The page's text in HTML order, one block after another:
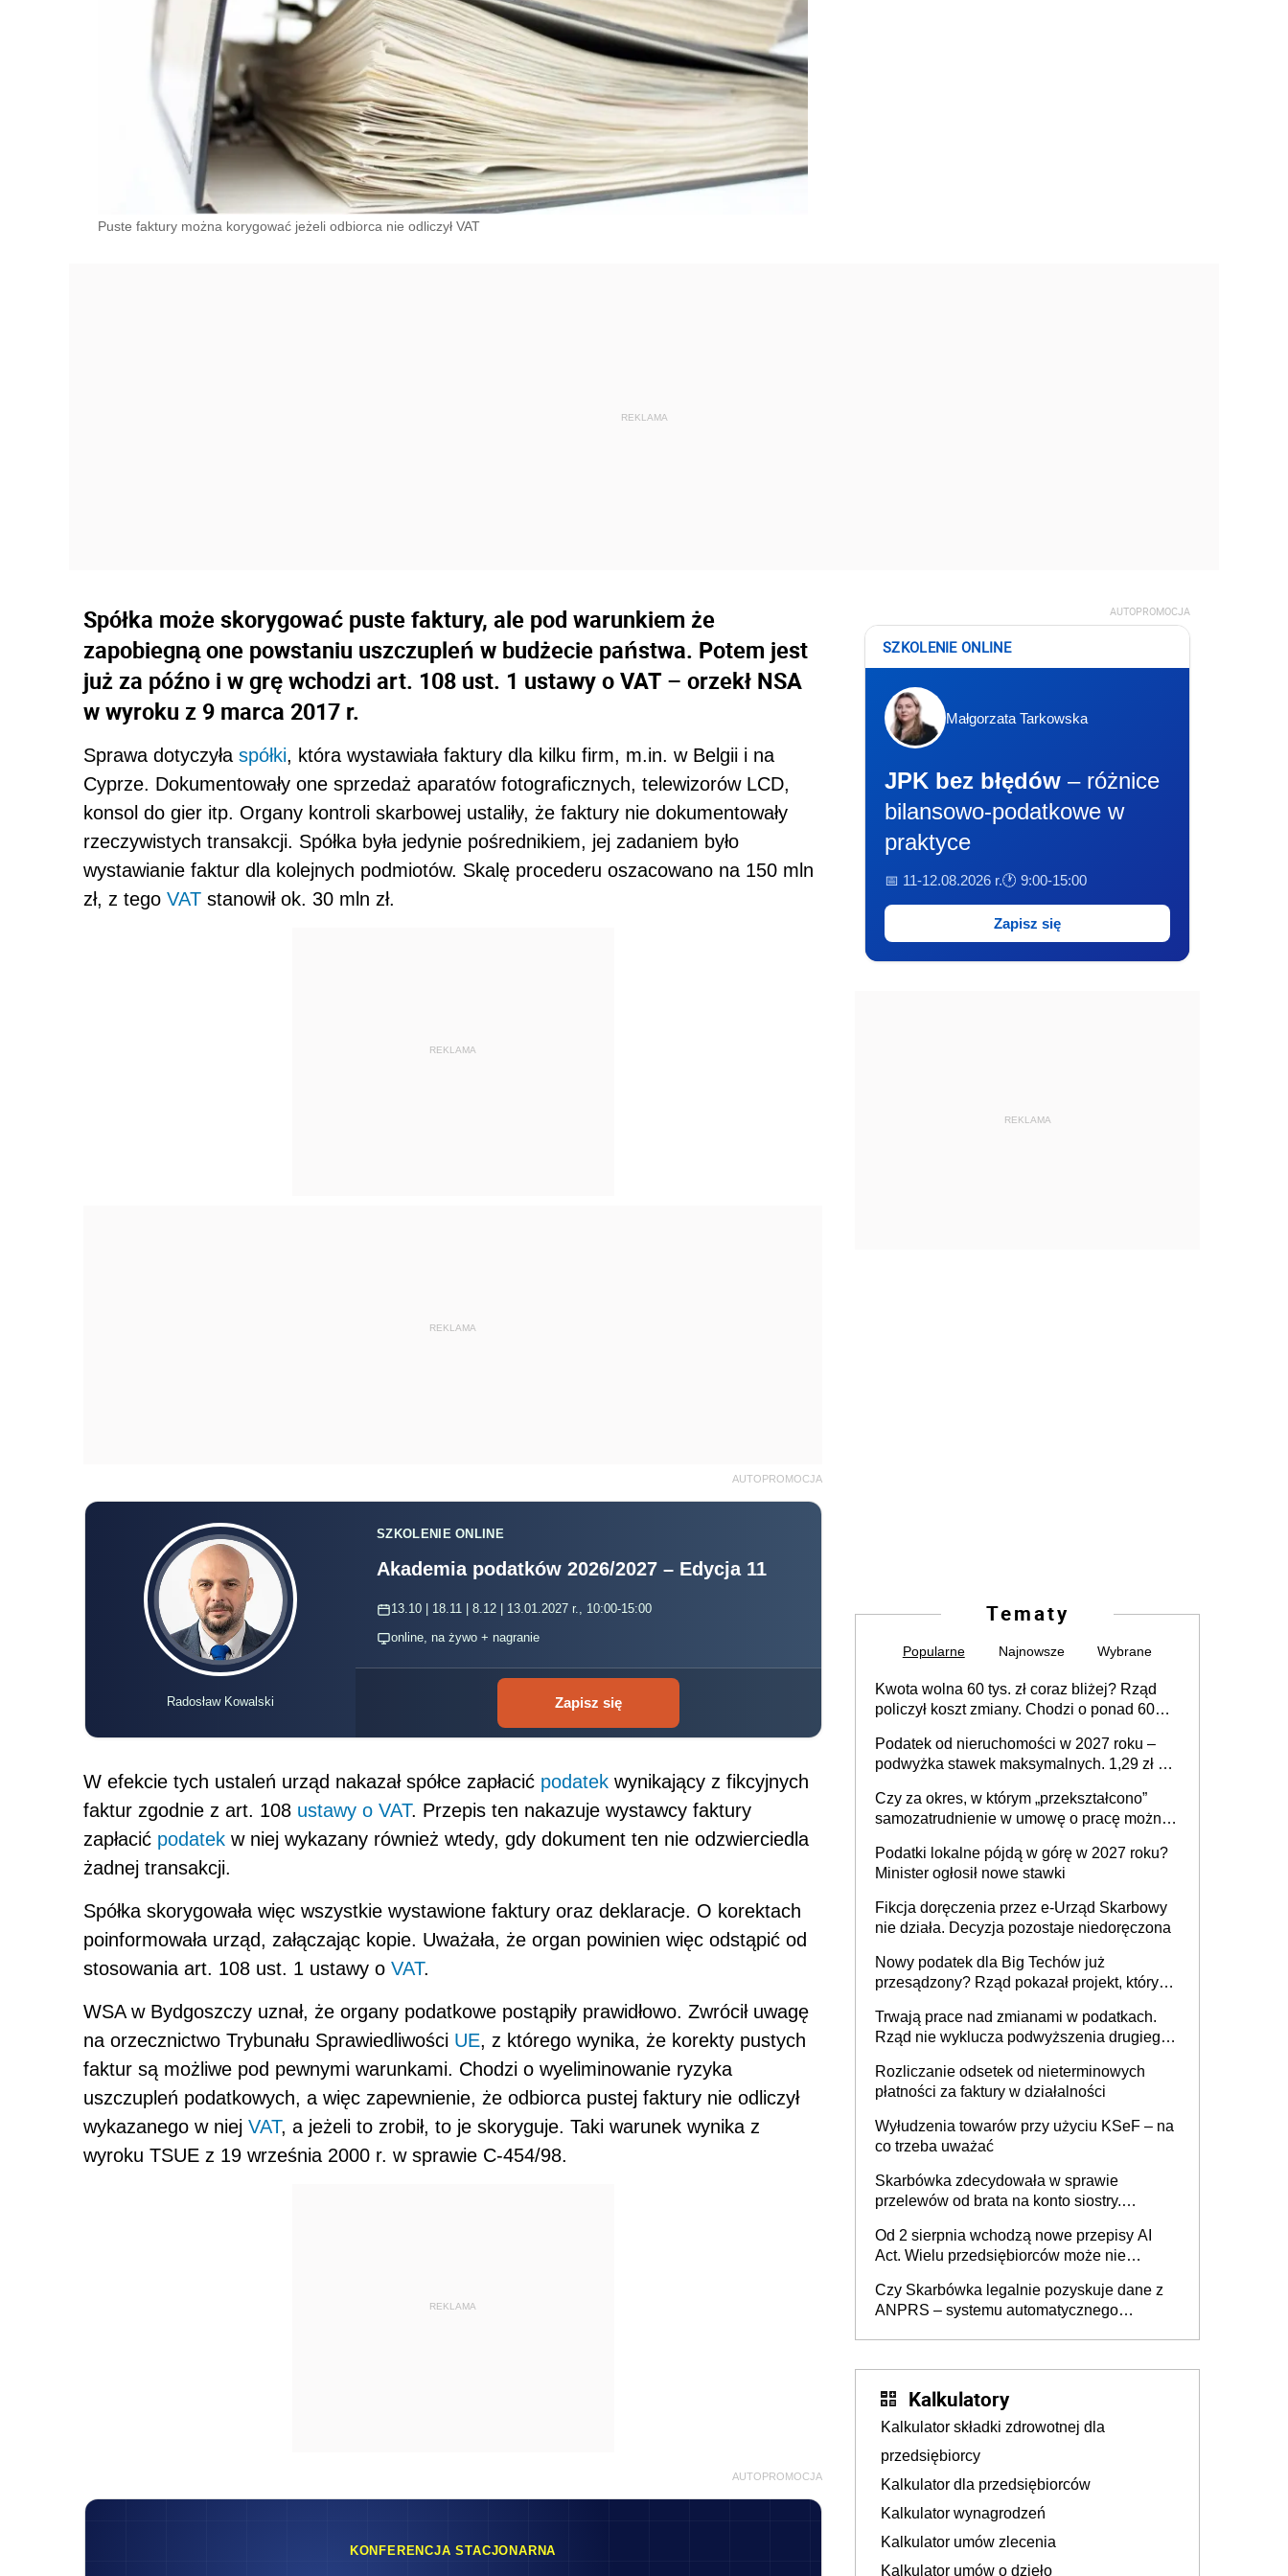
Puste faktury można korygować jeżeli odbiorca nie odliczył VAT
Spółka może skorygować puste faktury, ale pod warunkiem że
zapobiegną one powstaniu uszczupleń w budżecie państwa. Potem jest
już za późno i w grę wchodzi art. 108 ust. 1 ustawy o VAT – orzekł NSA
w wyroku z 9 marca 2017 r.
Sprawa dotyczyła spółki, która wystawiała faktury dla kilku firm, m.in. w Belgii i na
Cyprze. Dokumentowały one sprzedaż aparatów fotograficznych, telewizorów LCD,
konsol do gier itp. Organy kontroli skarbowej ustaliły, że faktury nie dokumentowały
rzeczywistych transakcji. Spółka była jedynie pośrednikiem, jej zadaniem było
wystawianie faktur dla kolejnych podmiotów. Skalę procederu oszacowano na 150 mln
zł, z tego VAT stanowił ok. 30 mln zł.
REKLAMA
REKLAMA
AUTOPROMOCJA
Radosław Kowalski
SZKOLENIE ONLINE
Akademia podatków 2026/2027 – Edycja 11
13.10 | 18.11 | 8.12 | 13.01.2027 r., 10:00-15:00
online, na żywo + nagranie
Zapisz się
W efekcie tych ustaleń urząd nakazał spółce zapłacić podatek wynikający z fikcyjnych
faktur zgodnie z art. 108 ustawy o VAT. Przepis ten nakazuje wystawcy faktury
zapłacić podatek w niej wykazany również wtedy, gdy dokument ten nie odzwierciedla
żadnej transakcji.
Spółka skorygowała więc wszystkie wystawione faktury oraz deklaracje. O korektach
poinformowała urząd, załączając kopie. Uważała, że organ powinien więc odstąpić od
stosowania art. 108 ust. 1 ustawy o VAT.
WSA w Bydgoszczy uznał, że organy podatkowe postąpiły prawidłowo. Zwrócił uwagę
na orzecznictwo Trybunału Sprawiedliwości UE, z którego wynika, że korekty pustych
faktur są możliwe pod pewnymi warunkami. Chodzi o wyeliminowanie ryzyka
uszczupleń podatkowych, a więc zapewnienie, że odbiorca pustej faktury nie odliczył
wykazanego w niej VAT, a jeżeli to zrobił, to je skoryguje. Taki warunek wynika z
wyroku TSUE z 19 września 2000 r. w sprawie C-454/98.
REKLAMA
AUTOPROMOCJA
KONFERENCJA STACJONARNA
AUTOPROMOCJA
SZKOLENIE ONLINE
Małgorzata Tarkowska
JPK bez błędów – różnice
bilansowo-podatkowe w
praktyce
📅 11-12.08.2026 r.🕐 9:00-15:00
Zapisz się
REKLAMA
Tematy
Popularne Najnowsze Wybrane
Kwota wolna 60 tys. zł coraz bliżej? Rząd
policzył koszt zmiany. Chodzi o ponad 60
Podatek od nieruchomości w 2027 roku –
podwyżka stawek maksymalnych. 1,29 zł za
budynków i lokali związanych z
prowadzeniem działalności gospodarczej
Czy za okres, w którym „przekształcono”
samozatrudnienie w umowę o pracę można
umowy cywilnoprawnej jedynym
racjonalnym wyjściem
Podatki lokalne pójdą w górę w 2027 roku?
Minister ogłosił nowe stawki
Fikcja doręczenia przez e-Urząd Skarbowy
nie działa. Decyzja pozostaje niedoręczona
Nowy podatek dla Big Techów już
przesądzony? Rząd pokazał projekt, który
Trwają prace nad zmianami w podatkach.
Rząd nie wyklucza podwyższenia drugiego
Rozliczanie odsetek od nieterminowych
płatności za faktury w działalności
Wyłudzenia towarów przy użyciu KSeF – na
co trzeba uważać
Skarbówka zdecydowała w sprawie
przelewów od brata na konto siostry.
darowizna, ale podatku jednak nie będzie
Od 2 sierpnia wchodzą nowe przepisy AI
Act. Wielu przedsiębiorców może nie
Czy Skarbówka legalnie pozyskuje dane z
ANPRS – systemu automatycznego
Kalkulatory
Kalkulator składki zdrowotnej dla
przedsiębiorcy
Kalkulator dla przedsiębiorców
Kalkulator wynagrodzeń
Kalkulator umów zlecenia
Kalkulator umów o dzieło